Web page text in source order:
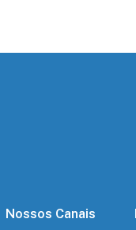
Nossos Canais